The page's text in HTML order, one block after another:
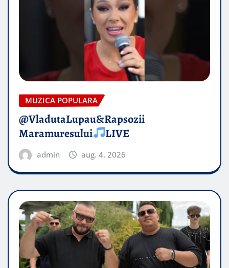
MUZICA POPULARA
@VladutaLupau&Rapsozii
Maramuresului
LIVE
admin aug. 4, 2026